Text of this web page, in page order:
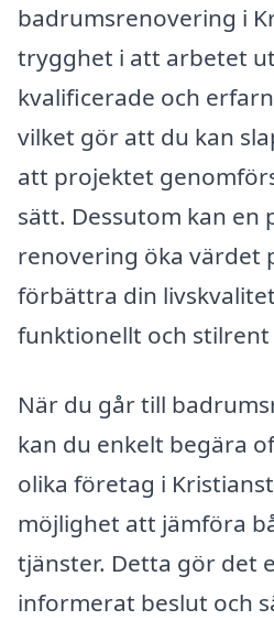
badrumsrenovering i
trygghet i att arbetet
kvalificerade och
vilket gör att du kan
att projektet
sätt. Dessutom kan en
renovering öka värdet
förbättra din
funktionellt och
När du går till
kan du enkelt begära
olika företag i
möjlighet att jämföra
tjänster. Detta gör det
informerat beslut och